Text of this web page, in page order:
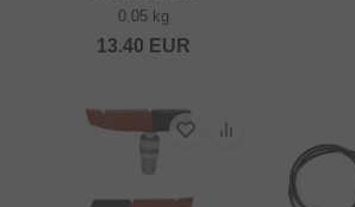
0.05 kg
13.40 EUR